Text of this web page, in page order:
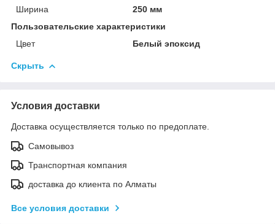
Ширина
250 мм
Пользовательские характеристики
Цвет
Белый эпоксид
Скрыть
Условия доставки
Доставка осуществляется только по предоплате.
Самовывоз
Транспортная компания
доставка до клиента по Алматы
Все условия доставки